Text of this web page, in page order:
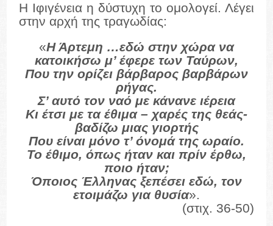
Η Ιφιγένεια η δύστυχη το ομολογεί. Λέγει
στην αρχή της τραγωδίας:
«Η Άρτεμη …εδώ στην χώρα να
κατοικήσω μ’ έφερε των Ταύρων,
Που την ορίζει βάρβαρος βαρβάρων
ρήγας.
Σ’ αυτό τον ναό με κάνανε ιέρεια
Κι έτσι με τα έθιμα – χαρές της θεάς-
βαδίζω μιας γιορτής
Που είναι μόνο τ’ όνομά της ωραίο.
Το έθιμο, όπως ήταν και πρίν έρθω,
ποιο ήταν;
Όποιος Έλληνας ξεπέσει εδώ, τον
ετοιμάζω για θυσία».
(στιχ. 36-50)